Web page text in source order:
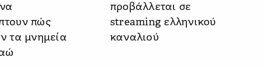
πώς
τα μνημεία
προβάλλεται σε
streaming ελληνικού
καναλιού